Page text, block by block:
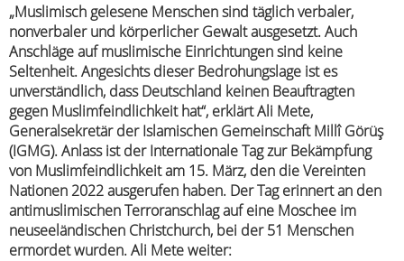
„Muslimisch gelesene Menschen sind täglich verbaler,
nonverbaler und körperlicher Gewalt ausgesetzt. Auch
Anschläge auf muslimische Einrichtungen sind keine
Seltenheit. Angesichts dieser Bedrohungslage ist es
unverständlich, dass Deutschland keinen Beauftragten
gegen Muslimfeindlichkeit hat“, erklärt Ali Mete,
Generalsekretär der Islamischen Gemeinschaft Millî Görüş
(IGMG). Anlass ist der Internationale Tag zur Bekämpfung
von Muslimfeindlichkeit am 15. März, den die Vereinten
Nationen 2022 ausgerufen haben. Der Tag erinnert an den
antimuslimischen Terroranschlag auf eine Moschee im
neuseeländischen Christchurch, bei der 51 Menschen
ermordet wurden. Ali Mete weiter: